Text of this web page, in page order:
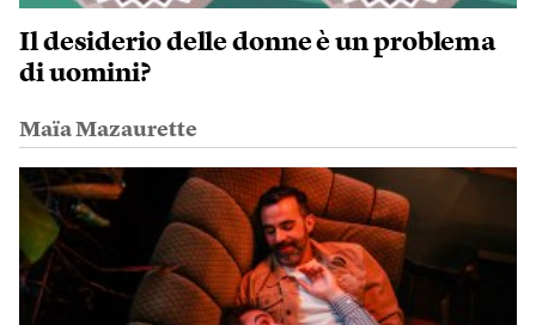
Il desiderio delle donne è un problema
di uomini?
Maïa Mazaurette